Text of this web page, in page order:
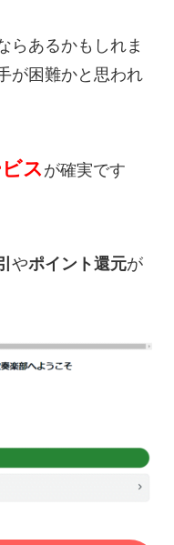
らあるかもしれま
が困難かと思われ
ス が確実です
やポイント還元が